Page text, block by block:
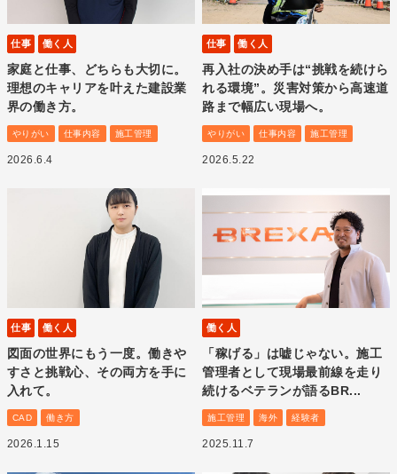
仕事 働く人
家庭と仕事、どちらも大切に。
理想のキャリアを叶えた建設業
界の働き方。
やりがい 仕事内容 施工管理
2026.6.4
仕事 働く人
再入社の決め手は“挑戦を続けら
れる環境”。災害対策から高速道
路まで幅広い現場へ。
やりがい 仕事内容 施工管理
2026.5.22
仕事 働く人
図面の世界にもう一度。働きや
すさと挑戦心、その両方を手に
入れて。
CAD 働き方
2026.1.15
働く人
「稼げる」は嘘じゃない。施工
管理者として現場最前線を走り
続けるベテランが語るBR...
施工管理 海外 経験者
2025.11.7